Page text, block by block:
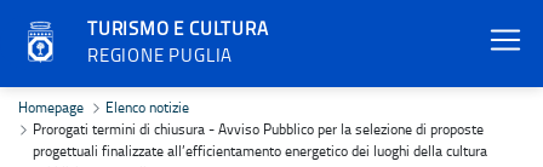
TURISMO E CULTURA
REGIONE PUGLIA
Prorogati termini di chiusura - Avviso Pubblico per la selezione
Homepage
Elenco notizie
Prorogati termini di chiusura - Avviso Pubblico per la selezione di proposte
progettuali finalizzate all’efficientamento energetico dei luoghi della cultura